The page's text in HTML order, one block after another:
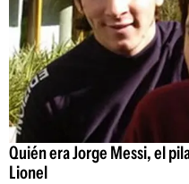
Quién era Jorge Messi, el
Lionel